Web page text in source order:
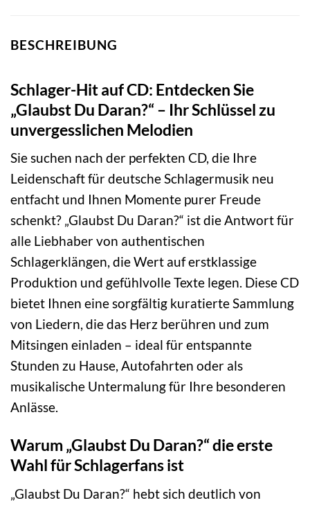
BESCHREIBUNG
Schlager-Hit auf CD: Entdecken Sie
„Glaubst Du Daran?“ – Ihr Schlüssel zu
unvergesslichen Melodien
Sie suchen nach der perfekten CD, die Ihre
Leidenschaft für deutsche Schlagermusik neu
entfacht und Ihnen Momente purer Freude
schenkt? „Glaubst Du Daran?“ ist die Antwort für
alle Liebhaber von authentischen
Schlagerklängen, die Wert auf erstklassige
Produktion und gefühlvolle Texte legen. Diese CD
bietet Ihnen eine sorgfältig kuratierte Sammlung
von Liedern, die das Herz berühren und zum
Mitsingen einladen – ideal für entspannte
Stunden zu Hause, Autofahrten oder als
musikalische Untermalung für Ihre besonderen
Anlässe.
Warum „Glaubst Du Daran?“ die erste
Wahl für Schlagerfans ist
„Glaubst Du Daran?“ hebt sich deutlich von